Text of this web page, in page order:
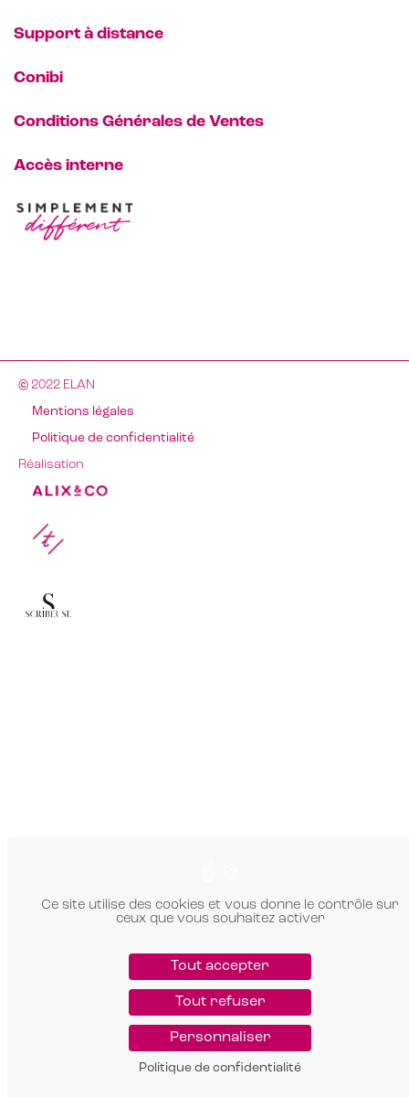
Support à distance
Conibi
Conditions Générales de Ventes
Accès interne
© 2022 ELAN
Mentions légales
Politique de confidentialité
Réalisation
Ce site utilise des cookies et vous donne le contrôle sur
ceux que vous souhaitez activer
Tout accepter
Tout refuser
Personnaliser
Politique de confidentialité